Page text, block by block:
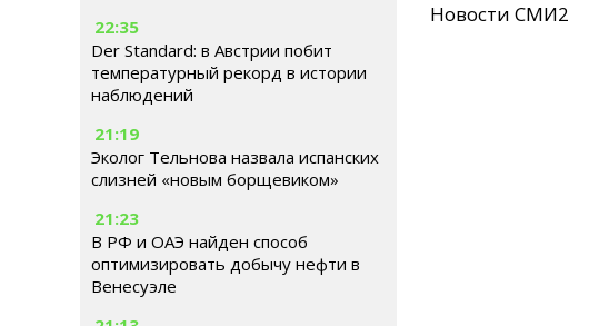
22:35
Der Standard: в Австрии побит
температурный рекорд в истории
наблюдений
21:19
Эколог Тельнова назвала испанских
слизней «новым борщевиком»
21:23
В РФ и ОАЭ найден способ
оптимизировать добычу нефти в
Венесуэле
Новости СМИ2